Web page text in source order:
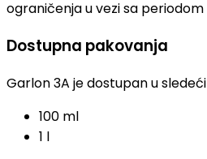
ograničenja u vezi sa
Dostupna pakovanja
Garlon 3A je dostupan u
100 ml
1 l